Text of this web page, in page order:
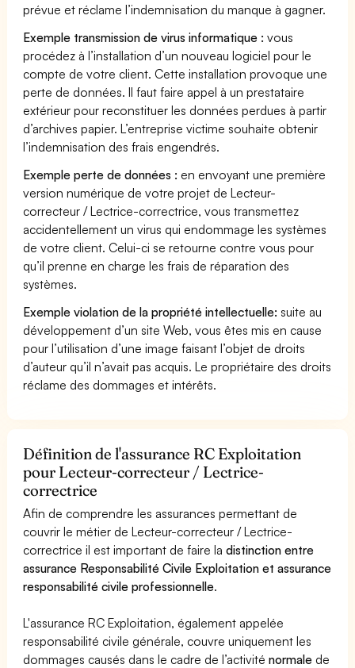
prévue et réclame l’indemnisation du manque à gagner.
Exemple transmission de virus informatique : vous
procédez à l’installation d’un nouveau logiciel pour le
compte de votre client. Cette installation provoque une
perte de données. Il faut faire appel à un prestataire
extérieur pour reconstituer les données perdues à partir
d’archives papier. L’entreprise victime souhaite obtenir
l’indemnisation des frais engendrés.
Exemple perte de données : en envoyant une première
version numérique de votre projet de Lecteur-
correcteur / Lectrice-correctrice, vous transmettez
accidentellement un virus qui endommage les systèmes
de votre client. Celui-ci se retourne contre vous pour
qu’il prenne en charge les frais de réparation des
systèmes.
Exemple violation de la propriété intellectuelle: suite au
développement d’un site Web, vous êtes mis en cause
pour l’utilisation d’une image faisant l’objet de droits
d’auteur qu’il n’avait pas acquis. Le propriétaire des droits
réclame des dommages et intérêts.
Définition de l'assurance RC Exploitation
pour Lecteur-correcteur / Lectrice-
correctrice
Afin de comprendre les assurances permettant de
couvrir le métier de Lecteur-correcteur / Lectrice-
correctrice il est important de faire ladistinction entre
assurance Responsabilité Civile Exploitation et assurance
responsabilité civile professionnelle.
L'assurance RC Exploitation, également appelée
responsabilité civile générale, couvre uniquement les
dommages causés dans le cadre de l’activiténormale de